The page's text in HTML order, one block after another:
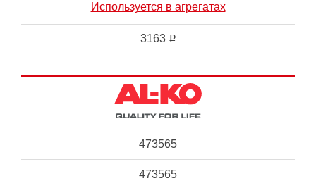
Используется в агрегатах
3163 i
473565
473565